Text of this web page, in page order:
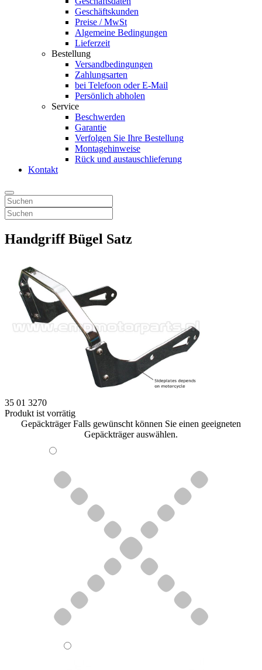
Geschäftskunden
Preise / MwSt
Algemeine Bedingungen
Lieferzeit
Bestellung
Versandbedingungen
Zahlungsarten
bei Telefoon oder E-Mail
Persönlich abholen
Service
Beschwerden
Garantie
Verfolgen Sie Ihre Bestellung
Montagehinweise
Rück und austauschlieferung
Kontakt
Handgriff Bügel Satz
35 01 3270
Produkt ist vorrätig
Gepäckträger Falls gewünscht können Sie einen geeigneten
Gepäckträger auswählen.